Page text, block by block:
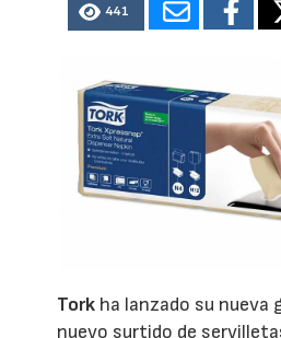
441
Tork ha lanzado su nueva
nuevo surtido de